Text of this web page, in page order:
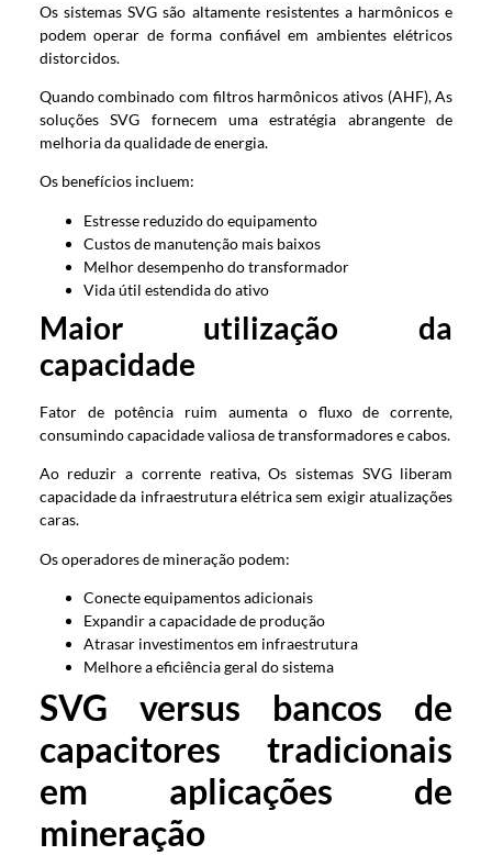
Os sistemas SVG são altamente resistentes a harmônicos e
podem operar de forma confiável em ambientes elétricos
distorcidos.
Quando combinado com filtros harmônicos ativos (AHF), As
soluções SVG fornecem uma estratégia abrangente de
melhoria da qualidade de energia.
Os benefícios incluem:
Estresse reduzido do equipamento
Custos de manutenção mais baixos
Melhor desempenho do transformador
Vida útil estendida do ativo
Maior utilização da
capacidade
Fator de potência ruim aumenta o fluxo de corrente,
consumindo capacidade valiosa de transformadores e cabos.
Ao reduzir a corrente reativa, Os sistemas SVG liberam
capacidade da infraestrutura elétrica sem exigir atualizações
caras.
Os operadores de mineração podem:
Conecte equipamentos adicionais
Expandir a capacidade de produção
Atrasar investimentos em infraestrutura
Melhore a eficiência geral do sistema
SVG versus bancos de
capacitores tradicionais
em aplicações de
mineração